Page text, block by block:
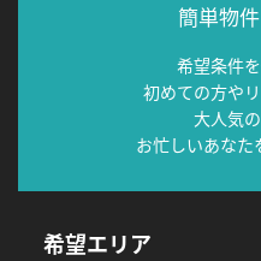
簡単物
希望条件
初めての方や
大人気
お忙しいあなた
希望エリア